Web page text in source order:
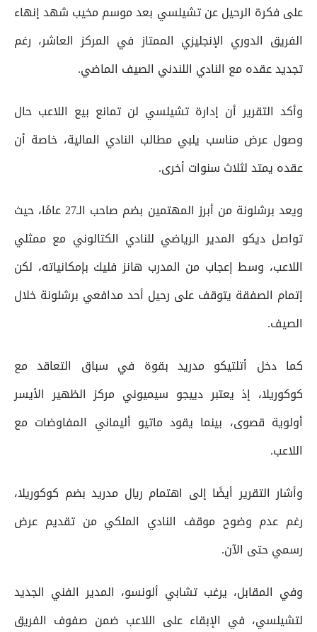
على فكرة الرحيل عن تشيلسي بعد موسم مخيب شهد إنهاء
الفريق الدوري الإنجليزي الممتاز في المركز العاشر، رغم
تجديد عقده مع النادي اللندني الصيف الماضي.
وأكد التقرير أن إدارة تشيلسي لن تمانع بيع اللاعب حال
وصول عرض مناسب يلبي مطالب النادي المالية، خاصة أن
عقده يمتد لثلاث سنوات أخرى.
ويعد برشلونة من أبرز المهتمين بضم صاحب الـ27 عامًا، حيث
تواصل ديكو المدير الرياضي للنادي الكتالوني مع ممثلي
اللاعب، وسط إعجاب من المدرب هانز فليك بإمكانياته، لكن
إتمام الصفقة يتوقف على رحيل أحد مدافعي برشلونة خلال
الصيف.
كما دخل أتلتيكو مدريد بقوة في سباق التعاقد مع
كوكوريلا، إذ يعتبر دييجو سيميوني مركز الظهير الأيسر
أولوية قصوى، بينما يقود ماتيو أليماني المفاوضات مع
اللاعب.
وأشار التقرير أيضًا إلى اهتمام ريال مدريد بضم كوكوريلا،
رغم عدم وضوح موقف النادي الملكي من تقديم عرض
رسمي حتى الآن.
وفي المقابل، يرغب تشابي ألونسو، المدير الفني الجديد
لتشيلسي، في الإبقاء على اللاعب ضمن صفوف الفريق